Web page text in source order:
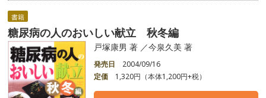
書籍
糖尿病の人のおいしい献立 秋冬編
戸塚康男 著 ／今泉久美 著
発売日
2004/09/16
定価
1,320円（本体1,200円+税）